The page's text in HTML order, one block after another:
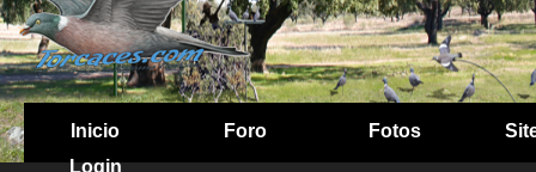
Inicio Foro Fotos
Login